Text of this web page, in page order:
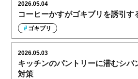
コーヒーかすがゴキブリを誘引す
2026.05.04
ゴキブリ
キッチンのパントリーに潜むシバ
対策
2026.05.03